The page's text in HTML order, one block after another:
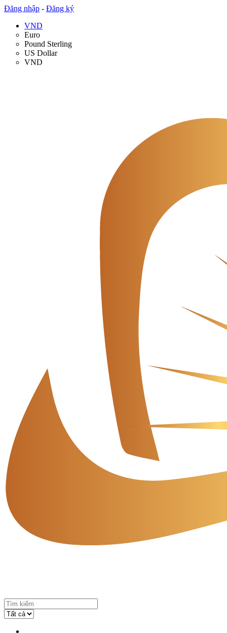
Đăng nhập - Đăng ký
VND
Euro
Pound Sterling
US Dollar
VND